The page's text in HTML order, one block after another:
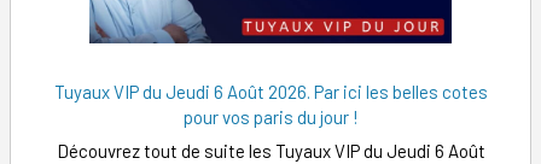
Tuyaux VIP du Jeudi 6 Août 2026. Par ici les belles cotes
pour vos paris du jour !
Découvrez tout de suite les Tuyaux VIP du Jeudi 6 Août